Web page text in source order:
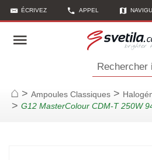
ÉCRIVEZ APPEL
Rechercher ici
Page d'accueil
> Ampoules Classiques >
> G12 MasterColour CDM-T 250W